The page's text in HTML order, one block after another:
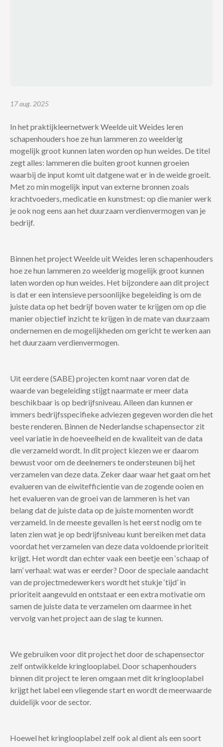
17 aug. 2025
In het praktijkleernetwerk Weelde uit Weides leren
schapenhouders hoe ze hun lammeren zo weelderig
mogelijk groot kunnen laten worden op hun weides. De titel
zegt alles: lammeren die buiten groot kunnen groeien
waarbij de input komt uit datgene wat er in de weide groeit.
Met zo min mogelijk input van externe bronnen zoals
krachtvoeders, medicatie en kunstmest: op die manier werk
je ook nog eens aan het duurzaam verdienvermogen van je
bedrijf.
Binnen het project Weelde uit Weides leren schapenhouders
hoe ze hun lammeren zo weelderig mogelijk groot kunnen
laten worden op hun weides. Het bijzondere aan dit project
is dat er een intensieve persoonlijke begeleiding is om de
juiste data op het bedrijf boven water te krijgen om op die
manier objectief inzicht te krijgen in de mate van duurzaam
ondernemen en de mogelijkheden om gericht te werken aan
het duurzaam verdienvermogen.
Uit eerdere (SABE) projecten komt naar voren dat de
waarde van begeleiding stijgt naarmate er meer data
beschikbaar is op bedrijfsniveau. Alleen dan kunnen er
immers bedrijfsspecifieke adviezen gegeven worden die het
beste renderen. Binnen de Nederlandse schapensector zit
veel variatie in de hoeveelheid en de kwaliteit van de data
die verzameld wordt. In dit project kiezen we er daarom
bewust voor om de deelnemers te ondersteunen bij het
verzamelen van deze data. Zeker daar waar het gaat om het
evalueren van de eiwitefficientie van de zogende ooien en
het evalueren van de groei van de lammeren is het van
belang dat de juiste data op de juiste momenten wordt
verzameld. In de meeste gevallen is het eerst nodig om te
laten zien wat je op bedrijfsniveau kunt bereiken met data
voordat het verzamelen van deze data voldoende prioriteit
krijgt. Het wordt dan echter vaak een beetje een ‘schaap of
lam’ verhaal: wat was er eerder? Door de speciale aandacht
van de projectmedewerkers wordt het stukje ‘tijd’ in
prioriteit aangevuld en ontstaat er een extra motivatie om
samen de juiste data te verzamelen om daarmee in het
vervolg van het project aan de slag te kunnen.
We gebruiken voor dit project het door de schapensector
zelf ontwikkelde kringlooplabel. Door schapenhouders
binnen dit project te leren omgaan met dit kringlooplabel
krijgt het label een vliegende start en wordt de meerwaarde
duidelijk voor de sector.
Hoewel het kringlooplabel zelf ook al dient als een soort